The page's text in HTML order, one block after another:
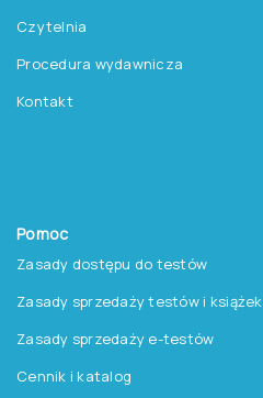
Czytelnia
Procedura wydawnicza
Kontakt
Pomoc
Zasady dostępu do testów
Zasady sprzedaży testów i książek
Zasady sprzedaży e-testów
Cennik i katalog